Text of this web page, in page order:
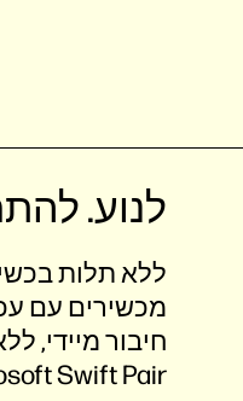
לנוע.
ללא תלות
מכשירים עם
Swift Pair.